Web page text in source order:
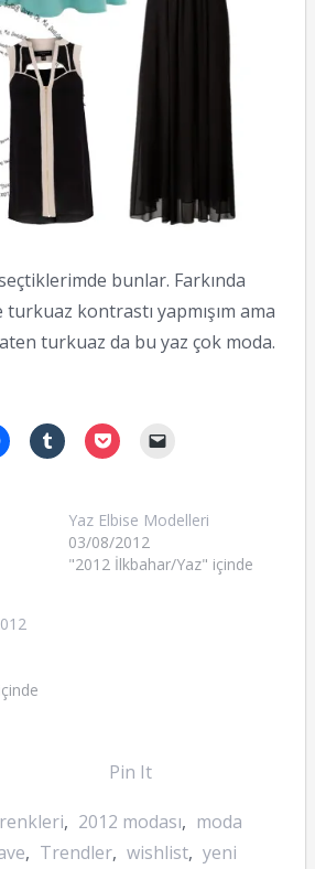
bunlar. Farkında
kontrastı yapmışım ama
turkuaz da bu yaz çok moda.
Yaz Elbise Modelleri
03/08/2012
"2012 İlkbahar/Yaz" içinde
Pin It
, 2012 modası, moda
, Trendler, wishlist, yeni